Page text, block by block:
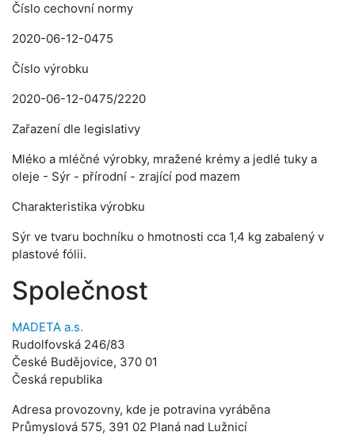
Číslo cechovní normy
2020-06-12-0475
Číslo výrobku
2020-06-12-0475/2220
Zařazení dle legislativy
Mléko a mléčné výrobky, mražené krémy a jedlé tuky a
oleje - Sýr - přírodní - zrající pod mazem
Charakteristika výrobku
Sýr ve tvaru bochníku o hmotnosti cca 1,4 kg zabalený v
plastové fólii.
Společnost
MADETA a.s.
Rudolfovská 246/83
České Budějovice, 370 01
Česká republika
Adresa provozovny, kde je potravina vyráběna
Průmyslová 575, 391 02 Planá nad Lužnicí